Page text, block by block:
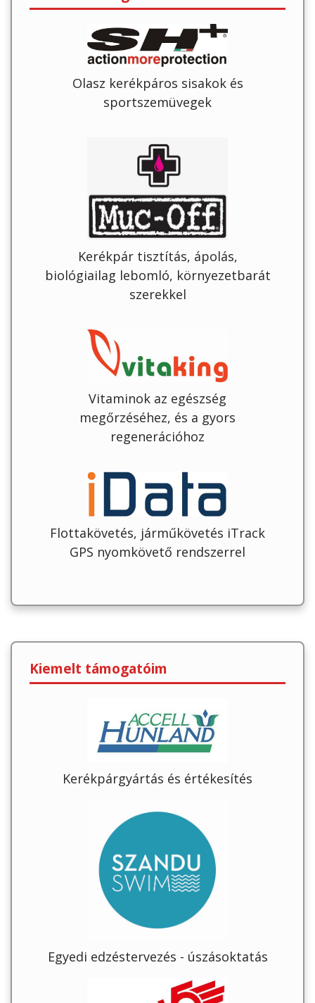
Olasz kerékpáros sisakok és
sportszemüvegek
Kerékpár tisztítás, ápolás,
biológiailag lebomló, környezetbarát
szerekkel
Vitaminok az egészség
megőrzéséhez, és a gyors
regenerációhoz
Flottakövetés, járműkövetés iTrack
GPS nyomkövető rendszerrel
Kiemelt támogatóim
Kerékpárgyártás és értékesítés
Egyedi edzéstervezés - úszásoktatás